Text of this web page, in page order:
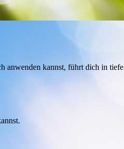
anwenden kannst, führt dich in tiefe